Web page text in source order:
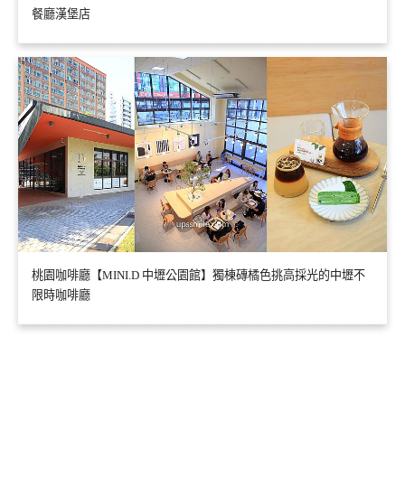
餐廳漢堡店
桃園咖啡廳【MINI.D 中壢公園館】獨棟磚橘色挑高採光的中壢不
限時咖啡廳